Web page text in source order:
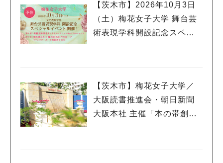
【茨木市】2026年10月3日
（土）梅花女子大学 舞台芸
術表現学科開設記念スペシ
【茨木市】梅花女子大学／
大阪読書推進会・朝日新聞
大阪本社 主催「本の帯創作